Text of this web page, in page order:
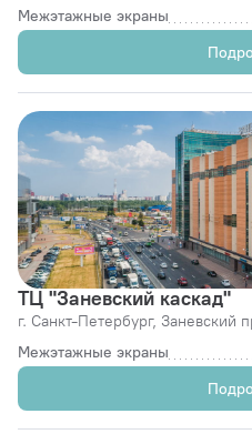
Межэтажные экраны
ТЦ "Заневский каскад"
г. Санкт-Петербург, Заневский
Межэтажные экраны